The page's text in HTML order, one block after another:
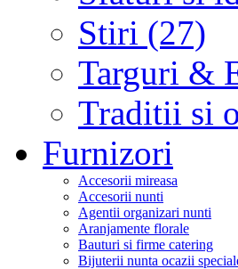
Stiri (27)
Targuri &
Traditii si
Furnizori
Accesorii mireasa
Accesorii nunti
Agentii organizari nunti
Aranjamente florale
Bauturi si firme catering
Bijuterii nunta ocazii